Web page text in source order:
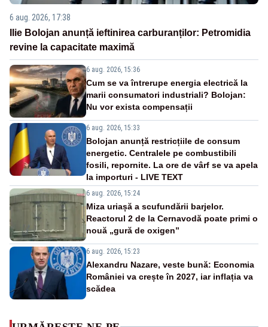
6 aug. 2026, 17:38
Ilie Bolojan anunță ieftinirea carburanților: Petromidia
revine la capacitate maximă
6 aug. 2026, 15:36
Cum se va întrerupe energia electrică la
marii consumatori industriali? Bolojan:
Nu vor exista compensații
6 aug. 2026, 15:33
Bolojan anunță restricțiile de consum
energetic. Centralele pe combustibili
fosili, repornite. La ore de vârf se va apela
la importuri - LIVE TEXT
6 aug. 2026, 15:24
Miza uriașă a scufundării barjelor.
Reactorul 2 de la Cernavodă poate primi o
nouă „gură de oxigen”
6 aug. 2026, 15:23
Alexandru Nazare, veste bună: Economia
României va crește în 2027, iar inflația va
scădea